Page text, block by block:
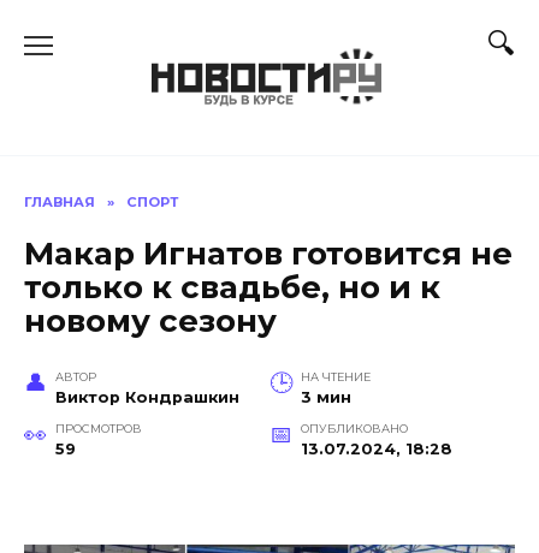
ГЛАВНАЯ » СПОРТ
Макар Игнатов готовится не
только к свадьбе, но и к
новому сезону
АВТОР
Виктор Кондрашкин
НА ЧТЕНИЕ
3 мин
ПРОСМОТРОВ
59
ОПУБЛИКОВАНО
13.07.2024, 18:28